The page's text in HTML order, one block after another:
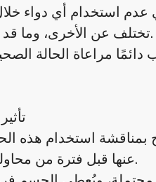
عدم استخدام أي دواء
تختلف عن الأخرى، وما قد يكون مناسبًا لشخص قد لا يكون آمنًا لآخر.
مراعاة الحالة
بمناقشة استخدام هذه
عنها قبل فترة من محاولة الحمل، لضمان خلو الجسم من تأثيراتها.